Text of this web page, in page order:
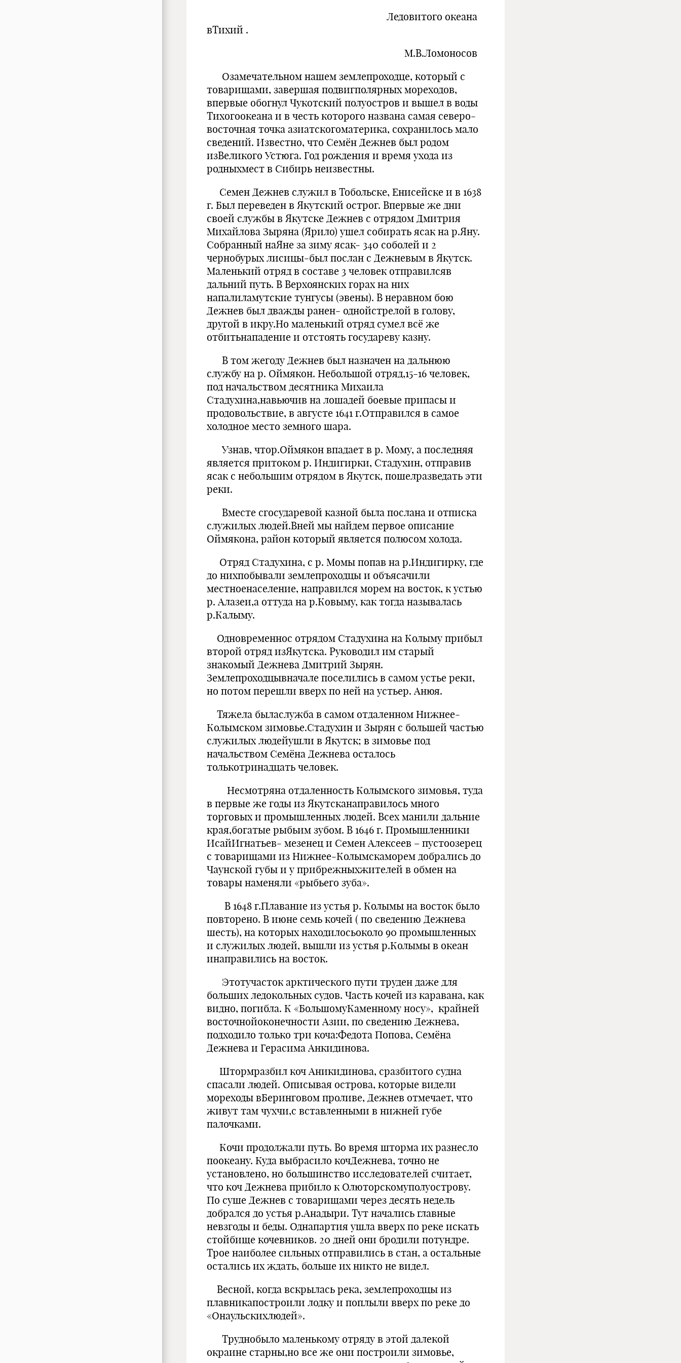
Ледовитого океана
вТихий .
М.В.Ломоносов
Озамечательном нашем землепроходце, который с
товарищами, завершая подвигполярных мореходов,
впервые обогнул Чукотский полуостров и вышел в воды
Тихогоокеана и в честь которого названа самая северо-
восточная точка азиатскогоматерика, сохранилось мало
сведений. Известно, что Семён Дежнев был родом
изВеликого Устюга. Год рождения и время ухода из
родныхмест в Сибирь неизвестны.
Семен Дежнев служил в Тобольске, Енисейске и в 1638
г. Был переведен в Якутский острог. Впервые же дни
своей службы в Якутске Дежнев с отрядом Дмитрия
Михайлова Зыряна (Ярило) ушел собирать ясак на р.Яну.
Собранный наЯне за зиму ясак- 340 соболей и 2
чернобурых лисицы-был послан с Дежневым в Якутск.
Маленький отряд в составе 3 человек отправилсяв
дальний путь. В Верхоянских горах на них
напалиламутские тунгусы (эвены). В неравном бою
Дежнев был дважды ранен- однойстрелой в голову,
другой в икру.Но маленький отряд сумел всё же
отбитьнападение и отстоять государеву казну.
В том жегоду Дежнев был назначен на дальнюю
службу на р. Оймякон. Небольшой отряд,15-16 человек,
под начальством десятника Михаила
Стадухина,навьючив на лошадей боевые припасы и
продовольствие, в августе 1641 г.Отправился в самое
холодное место земного шара.
Узнав, чтор.Оймякон впадает в р. Мому, а последняя
является притоком р. Индигирки, Стадухин, отправив
ясак с небольшим отрядом в Якутск, пошелразведать эти
реки.
Вместе сгосударевой казной была послана и отписка
служилых людей.Вней мы найдем первое описание
Оймякона, район который является полюсом холода.
Отряд Стадухина, с р. Момы попав на р.Индигирку, где
до нихпобывали землепроходцы и объясачили
местноенаселение, направился морем на восток, к устью
р. Алазеи,а оттуда на р.Ковыму, как тогда называлась
р.Калыму.
Одновременнос отрядом Стадухина на Колыму прибыл
второй отряд изЯкутска. Руководил им старый
знакомый Дежнева Дмитрий Зырян.
Землепроходцывначале поселились в самом устье реки,
но потом перешли вверх по ней на устьер. Анюя.
Тяжела быласлужба в самом отдаленном Нижнее-
Колымском зимовье.Стадухин и Зырян с большей частью
служилых людейушли в Якутск; в зимовье под
начальством Семёна Дежнева осталось
толькотринадцать человек.
Несмотряна отдаленность Колымского зимовья, туда
в первые же годы из Якутсканаправилось много
торговых и промышленных людей. Всех манили дальние
края,богатые рыбьим зубом. В 1646 г. Промышленники
ИсайИгнатьев- мезенец и Семен Алексеев – пустоозерец
с товарищами из Нижнее-Колымскаморем добрались до
Чаунской губы и у прибрежныхжителей в обмен на
товары наменяли «рыбьего зуба».
В 1648 г.Плавание из устья р. Колымы на восток было
повторено. В июне семь кочей ( по сведению Дежнева
шесть), на которых находилосьоколо 90 промышленных
и служилых людей, вышли из устья р.Колымы в океан
инаправились на восток.
Этотучасток арктического пути труден даже для
больших ледокольных судов. Часть кочей из каравана, как
видно, погибла. К «БольшомуКаменному носу», крайней
восточнойоконечности Азии, по сведению Дежнева,
подходило только три коча:Федота Попова, Семёна
Дежнева и Герасима Анкидинова.
Штормразбил коч Аникидинова, сразбитого судна
спасали людей. Описывая острова, которые видели
мореходы вБеринговом проливе, Дежнев отмечает, что
живут там чухчи,с вставленными в нижней губе
палочками.
Кочи продолжали путь. Во время шторма их разнесло
поокеану. Куда выбрасило кочДежнева, точно не
установлено, но большинство исследователей считает,
что коч Дежнева прибило к Олюторскомуполуострову.
По суше Дежнев с товарищами через десять недель
добрался до устья р.Анадыри. Тут начались главные
невзгоды и беды. Однапартия ушла вверх по реке искать
стойбище кочевников. 20 дней они бродили потундре.
Трое наиболее сильных отправились в стан, а остальные
остались их ждать, больше их никто не видел.
Весной, когда вскрылась река, землепроходцы из
плавникапостроили лодку и поплыли вверх по реке до
«Онаульскихлюдей».
Труднобыло маленькому отряду в этой далекой
окраине старны,но все же они построили зимовье,